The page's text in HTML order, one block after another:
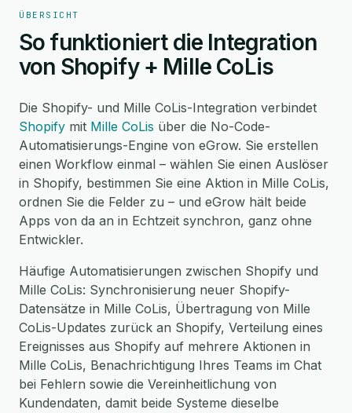
ÜBERSICHT
So funktioniert die Integration
von Shopify + Mille CoLis
Die Shopify- und Mille CoLis-Integration verbindet
Shopify mit Mille CoLis über die No-Code-
Automatisierungs-Engine von eGrow. Sie erstellen
einen Workflow einmal – wählen Sie einen Auslöser
in Shopify, bestimmen Sie eine Aktion in Mille CoLis,
ordnen Sie die Felder zu – und eGrow hält beide
Apps von da an in Echtzeit synchron, ganz ohne
Entwickler.
Häufige Automatisierungen zwischen Shopify und
Mille CoLis: Synchronisierung neuer Shopify-
Datensätze in Mille CoLis, Übertragung von Mille
CoLis-Updates zurück an Shopify, Verteilung eines
Ereignisses aus Shopify auf mehrere Aktionen in
Mille CoLis, Benachrichtigung Ihres Teams im Chat
bei Fehlern sowie die Vereinheitlichung von
Kundendaten, damit beide Systeme dieselbe